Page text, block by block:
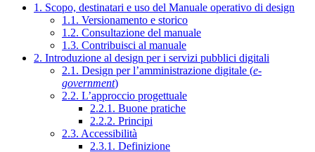
1. Scopo, destinatari e uso del Manuale operativo di design
1.1. Versionamento e storico
1.2. Consultazione del manuale
1.3. Contribuisci al manuale
2. Introduzione al design per i servizi pubblici digitali
2.1. Design per l’amministrazione digitale (e-
government)
2.2. L’approccio progettuale
2.2.1. Buone pratiche
2.2.2. Principi
2.3. Accessibilità
2.3.1. Definizione